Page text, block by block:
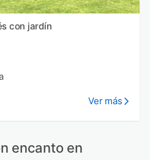
con jardín
Ver más
encanto en